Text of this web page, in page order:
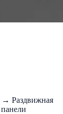
→ Раздвижная